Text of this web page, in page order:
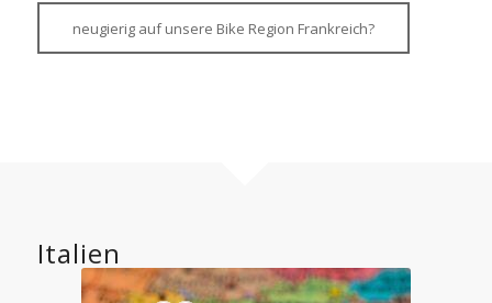
neugierig auf unsere Bike Region Frankreich?
Italien